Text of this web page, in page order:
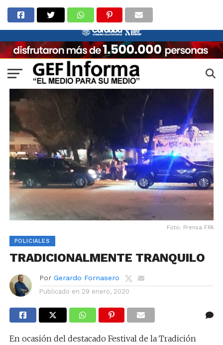
Foto: Prensa FPA
POLICIALES
TRADICIONALMENTE TRANQUILO
Por Gerardo Fornasero
Publicado en 29 enero, 2020
En ocasión del destacado Festival de la Tradición